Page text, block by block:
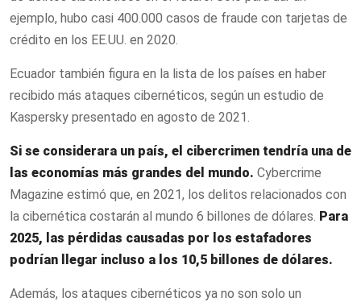
ejemplo, hubo casi 400.000 casos de fraude con tarjetas de
crédito en los EE.UU. en 2020.
Ecuador también figura en la lista de los países en haber
recibido más ataques cibernéticos, según un estudio de
Kaspersky presentado en agosto de 2021.
Si se considerara un país, el cibercrimen tendría una de
las economías más grandes del mundo. Cybercrime
Magazine estimó que, en 2021, los delitos relacionados con
la cibernética costarán al mundo 6 billones de dólares. Para
2025, las pérdidas causadas por los estafadores
podrían llegar incluso a los 10,5 billones de dólares.
Además, los ataques cibernéticos ya no son solo un